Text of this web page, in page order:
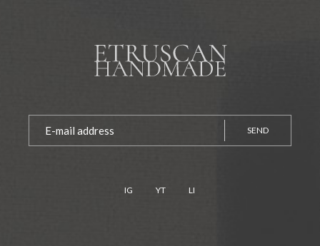
SEND
IG YT LI